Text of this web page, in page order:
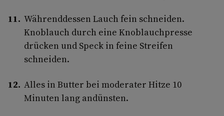
Währenddessen Lauch fein schneiden.
Knoblauch durch eine Knoblauchpresse
drücken und Speck in feine Streifen
schneiden.
Alles in Butter bei moderater Hitze 10
Minuten lang andünsten.